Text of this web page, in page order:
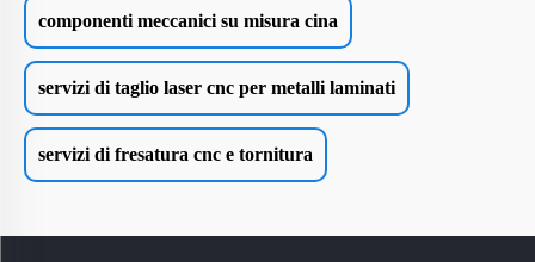
componenti meccanici su misura cina
servizi di taglio laser cnc per metalli laminati
servizi di fresatura cnc e tornitura